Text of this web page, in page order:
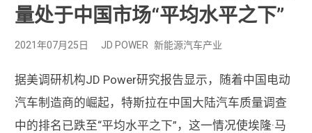
量处于中国市场“平均水平之下”
2021年07月25日 JD POWER 新能源汽车产业
据美调研机构JD Power研究报告显示，随着中国电动
汽车制造商的崛起，特斯拉在中国大陆汽车质量调查
中的排名已跌至“平均水平之下”，这一情况使埃隆·马